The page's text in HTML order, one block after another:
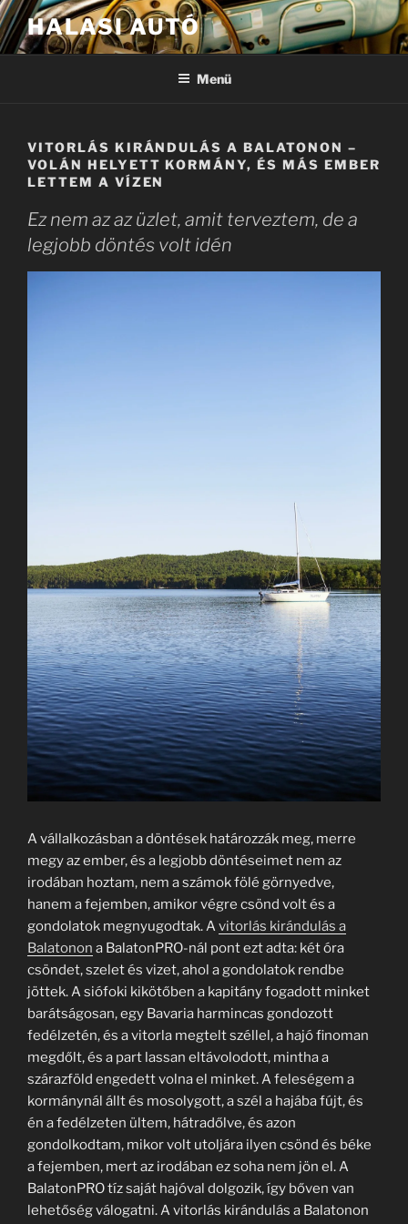
Tartalomhoz
HALASI AUTÓ
Menü
VITORLÁS KIRÁNDULÁS A BALATONON –
VOLÁN HELYETT KORMÁNY, ÉS MÁS EMBER
LETTEM A VÍZEN
Ez nem az az üzlet, amit terveztem, de a
legjobb döntés volt idén
A vállalkozásban a döntések határozzák meg, merre
megy az ember, és a legjobb döntéseimet nem az
irodában hoztam, nem a számok fölé görnyedve,
hanem a fejemben, amikor végre csönd volt és a
gondolatok megnyugodtak. Avitorlás kirándulás a
Balatonon a BalatonPRO-nál pont ezt adta: két óra
csöndet, szelet és vizet, ahol a gondolatok rendbe
jöttek. A siófoki kikötőben a kapitány fogadott minket
barátságosan, egy Bavaria harmincas gondozott
fedélzetén, és a vitorla megtelt széllel, a hajó finoman
megdőlt, és a part lassan eltávolodott, mintha a
szárazföld engedett volna el minket. A feleségem a
kormánynál állt és mosolygott, a szél a hajába fújt, és
én a fedélzeten ültem, hátradőlve, és azon
gondolkodtam, mikor volt utoljára ilyen csönd és béke
a fejemben, mert az irodában ez soha nem jön el. A
BalatonPRO tíz saját hajóval dolgozik, így bőven van
lehetőség válogatni. A vitorlás kirándulás a Balatonon